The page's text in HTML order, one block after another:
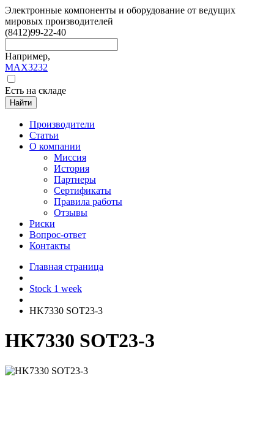
Электронные компоненты и оборудование от ведущих
мировых производителей
(8412)99-22-40
Например,
MAX3232
Есть на складе
Найти
Производители
Статьи
О компании
Миссия
История
Партнеры
Сертификаты
Правила работы
Отзывы
Риски
Вопрос-ответ
Контакты
Главная страница
Stock 1 week
HK7330 SOT23-3
HK7330 SOT23-3